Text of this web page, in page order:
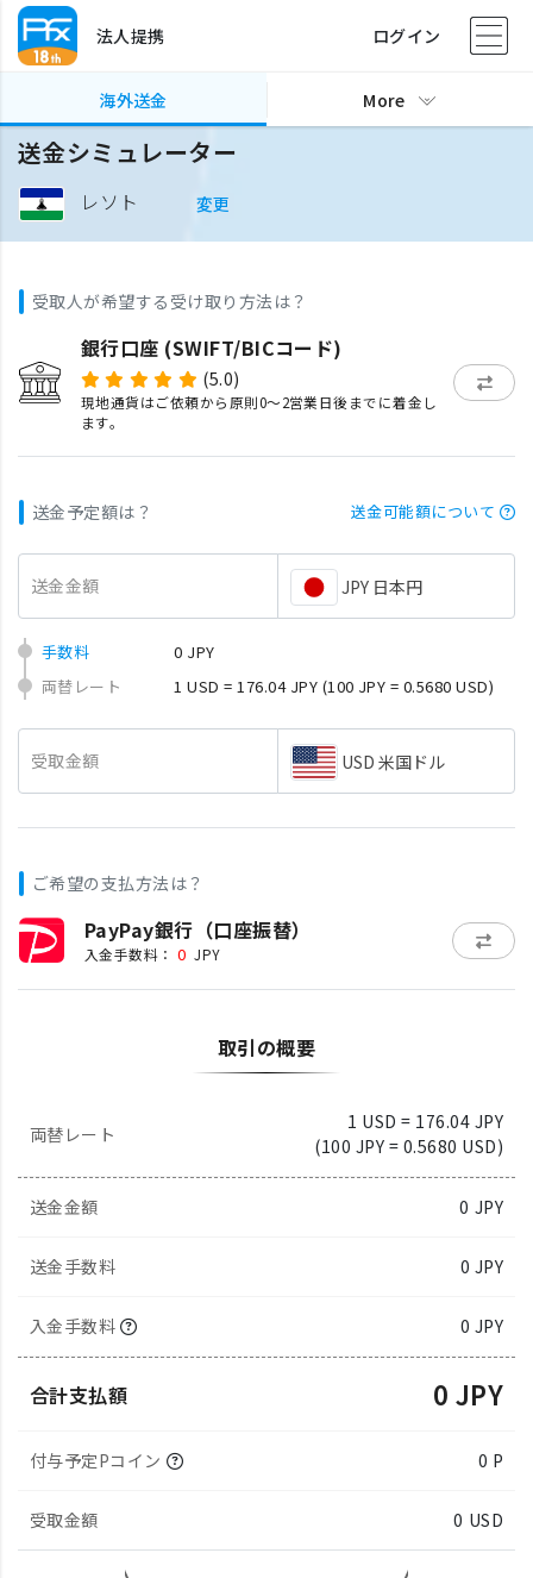
法人提携 ログイン
海外送金 More
送金シミュレーター
レソト 変更
受取人が希望する受け取り方法は？
銀行口座 (SWIFT/BICコード)
(5.0)
現地通貨はご依頼から原則0〜2営業日後までに着金し
ます。
送金予定額は？ 送金可能額について
送金金額 JPY 日本円
手数料
0 JPY
両替レート
1 USD = 176.04 JPY (100 JPY = 0.5680 USD)
受取金額 USD 米国ドル
ご希望の支払方法は？
PayPay銀行（口座振替）
入金手数料： 0 JPY
取引の概要
両替レート
1 USD = 176.04 JPY
(100 JPY = 0.5680 USD)
送金金額 0 JPY
送金手数料 0 JPY
入金手数料 0 JPY
合計支払額 0 JPY
付与予定Pコイン 0 P
受取金額 0 USD